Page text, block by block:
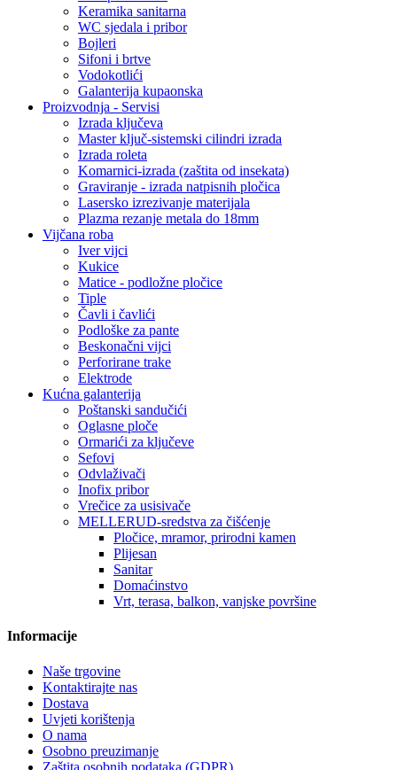
Keramika sanitarna
WC sjedala i pribor
Bojleri
Sifoni i brtve
Vodokotlići
Galanterija kupaonska
Proizvodnja - Servisi
Izrada ključeva
Master ključ-sistemski cilindri izrada
Izrada roleta
Komarnici-izrada (zaštita od insekata)
Graviranje - izrada natpisnih pločica
Lasersko izrezivanje materijala
Plazma rezanje metala do 18mm
Vijčana roba
Iver vijci
Kukice
Matice - podložne pločice
Tiple
Čavli i čavlići
Podloške za pante
Beskonačni vijci
Perforirane trake
Elektrode
Kućna galanterija
Poštanski sandučići
Oglasne ploče
Ormarići za ključeve
Sefovi
Odvlaživači
Inofix pribor
Vrečice za usisivače
MELLERUD-sredstva za čišćenje
Pločice, mramor, prirodni kamen
Plijesan
Sanitar
Domaćinstvo
Vrt, terasa, balkon, vanjske površine
Informacije
Naše trgovine
Kontaktirajte nas
Dostava
Uvjeti korištenja
O nama
Osobno preuzimanje
Zaštita osobnih podataka (GDPR)